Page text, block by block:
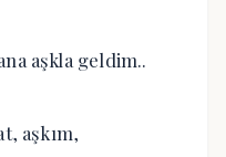
aşkla geldim..
aşkım,